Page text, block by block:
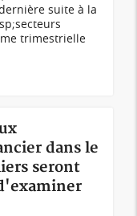
suite à la
trimestrielle
dans le
seront